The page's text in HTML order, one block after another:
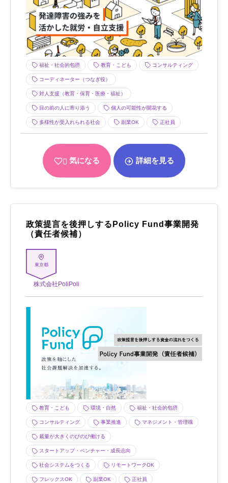
福祉・社会的包摂 教育・こども コンサルティング
コーディネーター（つなぎ役）
対人支援（教育・保育・医療・福祉）
目の前の人に寄り添う 個人の可能性が開花する
多様性が受入れられる社会 副業OK 正社員
気になる 詳細を見る
政策提言を後押しするPolicy Fund事業開発
（責任者候補）
東京都
株式会社PoliPoli
教育・こども 環境・自然 福祉・社会的包摂
コンサルティング 事業推進 マネジメント・管理職
裁量が大きくのびのび働ける
スタートアップ・ベンチャー・成長志向
社会システムをつくる リモートワークOK
フレックスOK 副業OK 正社員